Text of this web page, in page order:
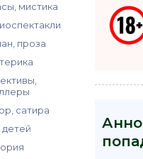
мистика
проза
сатира
детей